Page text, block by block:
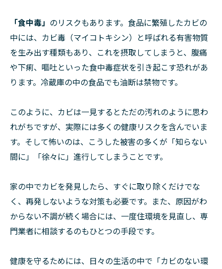
「食中毒」 のリスクもあります。食品に繁殖したカビの
中には、カビ毒（マイコトキシン）と呼ばれる有害物質
を生み出す種類もあり、これを摂取してしまうと、腹痛
や下痢、嘔吐といった食中毒症状を引き起こす恐れがあ
ります。冷蔵庫の中の食品でも油断は禁物です。
このように、カビは一見するとただの汚れのように思わ
れがちですが、実際には多くの健康リスクを含んでいま
す。そして怖いのは、こうした被害の多くが「知らない
間に」「徐々に」進行してしまうことです。
家の中でカビを発見したら、すぐに取り除くだけでな
く、再発しないような対策も必要です。また、原因がわ
からない不調が続く場合には、一度住環境を見直し、専
門業者に相談するのもひとつの手段です。
健康を守るためには、日々の生活の中で「カビのない環